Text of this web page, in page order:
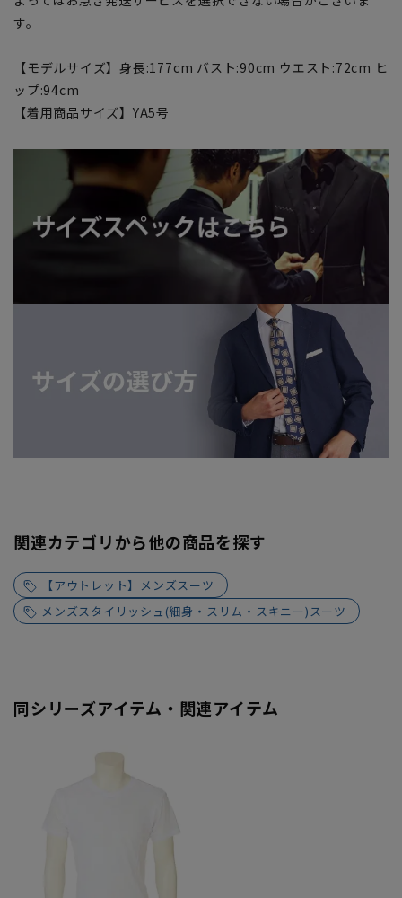
す。
【モデルサイズ】身長:177cm バスト:90cm ウエスト:72cm ヒ
ップ:94cm
【着用商品サイズ】YA5号
関連カテゴリから他の商品を探す
【アウトレット】メンズスーツ
メンズスタイリッシュ(細身・スリム・スキニー)スーツ
同シリーズアイテム・関連アイテム